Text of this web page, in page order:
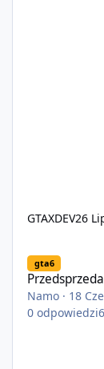
GTAXDEV26
gta6
Namo · 18
0 odpowiedzi